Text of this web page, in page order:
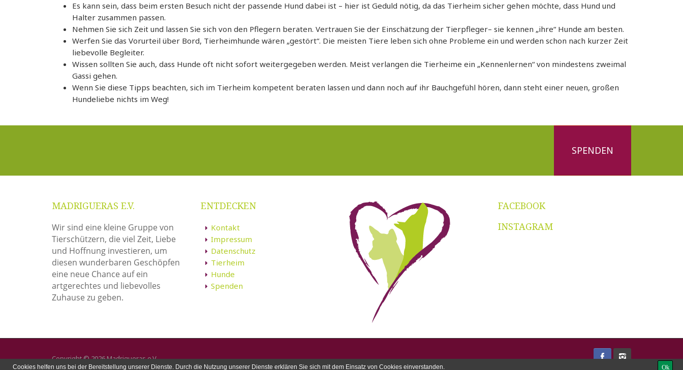
Es kann sein, dass beim ersten Besuch nicht der passende Hund dabei ist – hier ist Geduld nötig, da das Tierheim sicher gehen möchte, dass Hund und
Halter zusammen passen.
Nehmen Sie sich Zeit und lassen Sie sich von den Pflegern beraten. Vertrauen Sie der Einschätzung der Tierpfleger– sie kennen „ihre“ Hunde am besten.
Werfen Sie das Vorurteil über Bord, Tierheimhunde wären „gestört“. Die meisten Tiere leben sich ohne Probleme ein und werden schon nach kurzer Zeit
liebevolle Begleiter.
Wissen sollten Sie auch, dass Hunde oft nicht sofort weitergegeben werden. Meist verlangen die Tierheime ein „Kennenlernen“ von mindestens zweimal
Gassi gehen.
Wenn Sie diese Tipps beachten, sich im Tierheim kompetent beraten lassen und dann noch auf ihr Bauchgefühl hören, dann steht einer neuen, großen
Hundeliebe nichts im Weg!
SPENDEN
MADRIGUERAS E.V.
Wir sind eine kleine Gruppe von
Tierschützern, die viel Zeit, Liebe
und Hoffnung investieren, um
diesen wunderbaren Geschöpfen
eine neue Chance auf ein
artgerechtes und liebevolles
Zuhause zu geben.
ENTDECKEN
Kontakt
Impressum
Datenschutz
Tierheim
Hunde
Spenden
FACEBOOK
INSTAGRAM
Copyright © 2026 Madrigueras e.V.